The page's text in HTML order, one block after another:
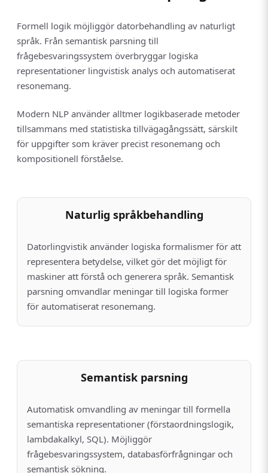
Formell logik möjliggör datorbehandling av naturligt
språk. Från semantisk parsning till
frågebesvaringssystem överbryggar logiska
representationer lingvistisk analys och automatiserat
resonemang.
Modern NLP använder alltmer logikbaserade metoder
tillsammans med statistiska tillvägagångssätt, särskilt
för uppgifter som kräver precist resonemang och
kompositionell förståelse.
Naturlig språkbehandling
Datorlingvistik använder logiska formalismer för att
representera betydelse, vilket gör det möjligt för
maskiner att förstå och generera språk. Semantisk
parsning omvandlar meningar till logiska former
för automatiserat resonemang.
Semantisk parsning
Automatisk omvandling av meningar till formella
semantiska representationer (förstaordningslogik,
lambdakalkyl, SQL). Möjliggör
frågebesvaringssystem, databasförfrågningar och
semantisk sökning.